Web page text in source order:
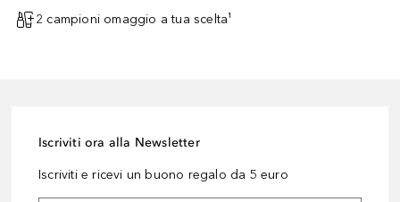
2 campioni omaggio a tua scelta¹
Iscriviti ora alla Newsletter
Iscriviti e ricevi un buono regalo da 5 euro